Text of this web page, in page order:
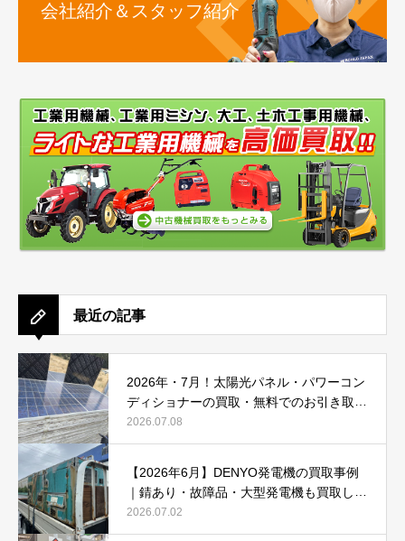
会社紹介＆スタッフ紹介
最近の記事
2026年・7月！太陽光パネル・パワーコン
ディショナーの買取・無料でのお引き取り
強化中です(^^♪
2026.07.08
【2026年6月】DENYO発電機の買取事例
｜錆あり・故障品・大型発電機も買取しま
した
2026.07.02